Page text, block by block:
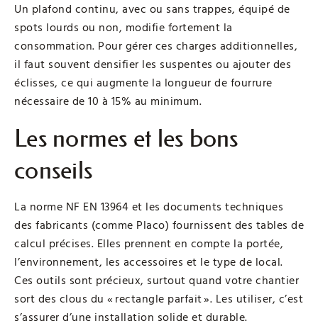
Un plafond continu, avec ou sans trappes, équipé de
spots lourds ou non, modifie fortement la
consommation. Pour gérer ces charges additionnelles,
il faut souvent densifier les suspentes ou ajouter des
éclisses, ce qui augmente la longueur de fourrure
nécessaire de 10 à 15% au minimum.
Les normes et les bons
conseils
La norme NF EN 13964 et les documents techniques
des fabricants (comme Placo) fournissent des tables de
calcul précises. Elles prennent en compte la portée,
l’environnement, les accessoires et le type de local.
Ces outils sont précieux, surtout quand votre chantier
sort des clous du « rectangle parfait ». Les utiliser, c’est
s’assurer d’une installation solide et durable.